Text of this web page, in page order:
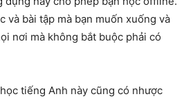
và bài tập mà bạn muốn xuống và
nơi mà không bắt buộc phải có
tiếng Anh này cũng có nhược